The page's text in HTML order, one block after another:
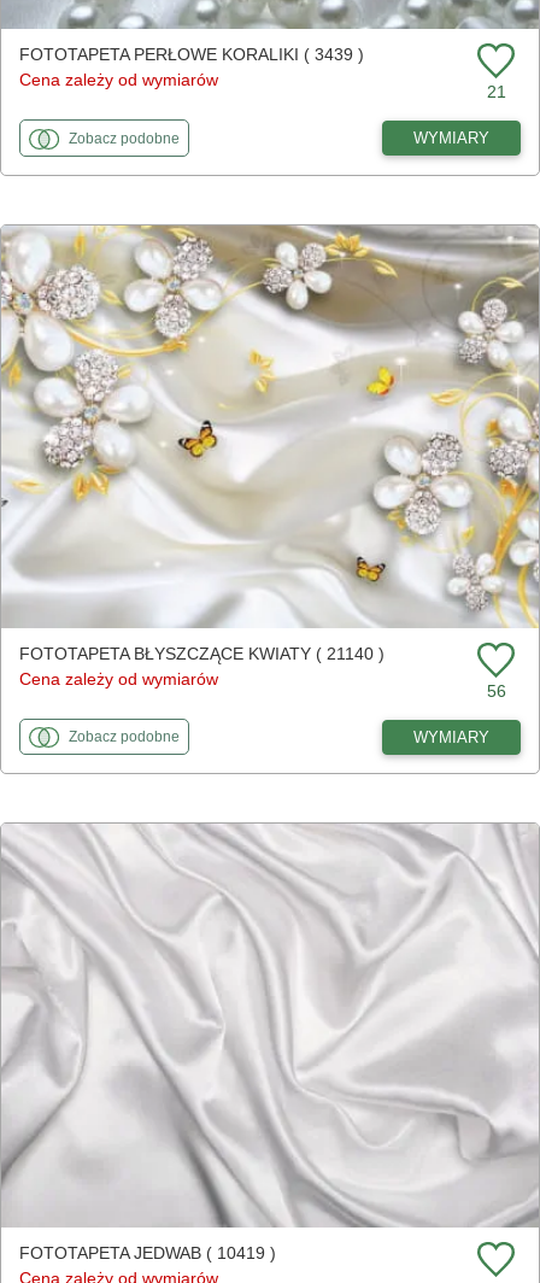
FOTOTAPETA PERŁOWE KORALIKI ( 3439 )
Cena zależy od wymiarów
21
Zobaczfototapety
podobnedo Perłowe koraliki WYMIARY
FOTOTAPETA BŁYSZCZĄCE KWIATY ( 21140 )
Cena zależy od wymiarów
56
Zobaczfototapety
podobnedo Błyszczące kwiaty WYMIARY
FOTOTAPETA JEDWAB ( 10419 )
Cena zależy od wymiarów